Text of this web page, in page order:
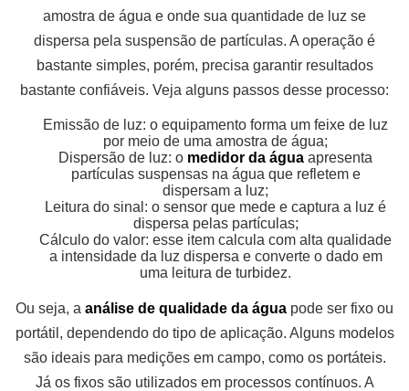
amostra de água e onde sua quantidade de luz se
dispersa pela suspensão de partículas. A operação é
bastante simples, porém, precisa garantir resultados
bastante confiáveis. Veja alguns passos desse processo:
Emissão de luz: o equipamento forma um feixe de luz
por meio de uma amostra de água;
Dispersão de luz: o medidor da água apresenta
partículas suspensas na água que refletem e
dispersam a luz;
Leitura do sinal: o sensor que mede e captura a luz é
dispersa pelas partículas;
Cálculo do valor: esse item calcula com alta qualidade
a intensidade da luz dispersa e converte o dado em
uma leitura de turbidez.
Ou seja, a análise de qualidade da água pode ser fixo ou
portátil, dependendo do tipo de aplicação. Alguns modelos
são ideais para medições em campo, como os portáteis.
Já os fixos são utilizados em processos contínuos. A